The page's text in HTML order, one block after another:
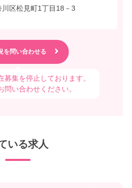
川区松見町1丁目18－3
募集を停止しております。
い合わせください。
いる求人